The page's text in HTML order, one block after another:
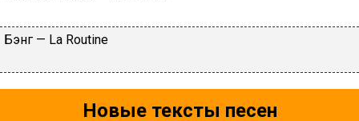
Бэнг — La Routine
Новые тексты песен